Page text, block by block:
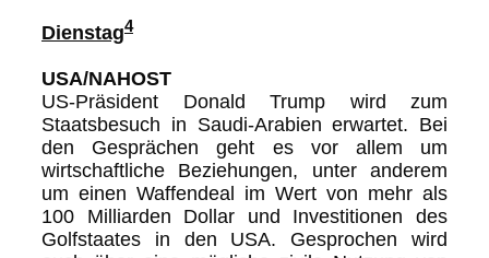
Dienstag4
USA/NAHOST
US-Präsident Donald Trump wird zum
Staatsbesuch in Saudi-Arabien erwartet. Bei
den Gesprächen geht es vor allem um
wirtschaftliche Beziehungen, unter anderem
um einen Waffendeal im Wert von mehr als
100 Milliarden Dollar und Investitionen des
Golfstaates in den USA. Gesprochen wird